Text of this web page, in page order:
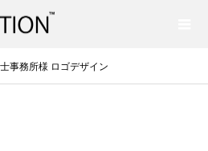
事務所様 ロゴデザイン